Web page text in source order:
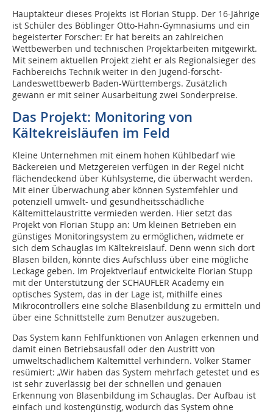
Hauptakteur dieses Projekts ist Florian Stupp. Der 16-Jährige
ist Schüler des Böblinger Otto-Hahn-Gymnasiums und ein
begeisterter Forscher: Er hat bereits an zahlreichen
Wettbewerben und technischen Projektarbeiten mitgewirkt.
Mit seinem aktuellen Projekt zieht er als Regionalsieger des
Fachbereichs Technik weiter in den Jugend-forscht-
Landeswettbewerb Baden-Württembergs. Zusätzlich
gewann er mit seiner Ausarbeitung zwei Sonderpreise.
Das Projekt: Monitoring von
Kältekreisläufen im Feld
Kleine Unternehmen mit einem hohen Kühlbedarf wie
Bäckereien und Metzgereien verfügen in der Regel nicht
flächendeckend über Kühlsysteme, die überwacht werden.
Mit einer Überwachung aber können Systemfehler und
potenziell umwelt- und gesundheitsschädliche
Kältemittelaustritte vermieden werden. Hier setzt das
Projekt von Florian Stupp an: Um kleinen Betrieben ein
günstiges Monitoringsystem zu ermöglichen, widmete er
sich dem Schauglas im Kältekreislauf. Denn wenn sich dort
Blasen bilden, könnte dies Aufschluss über eine mögliche
Leckage geben. Im Projektverlauf entwickelte Florian Stupp
mit der Unterstützung der SCHAUFLER Academy ein
optisches System, das in der Lage ist, mithilfe eines
Mikrocontrollers eine solche Blasenbildung zu ermitteln und
über eine Schnittstelle zum Benutzer auszugeben.
Das System kann Fehlfunktionen von Anlagen erkennen und
damit einen Betriebsausfall oder den Austritt von
umweltschädlichem Kältemittel verhindern. Volker Stamer
resümiert: „Wir haben das System mehrfach getestet und es
ist sehr zuverlässig bei der schnellen und genauen
Erkennung von Blasenbildung im Schauglas. Der Aufbau ist
einfach und kostengünstig, wodurch das System ohne